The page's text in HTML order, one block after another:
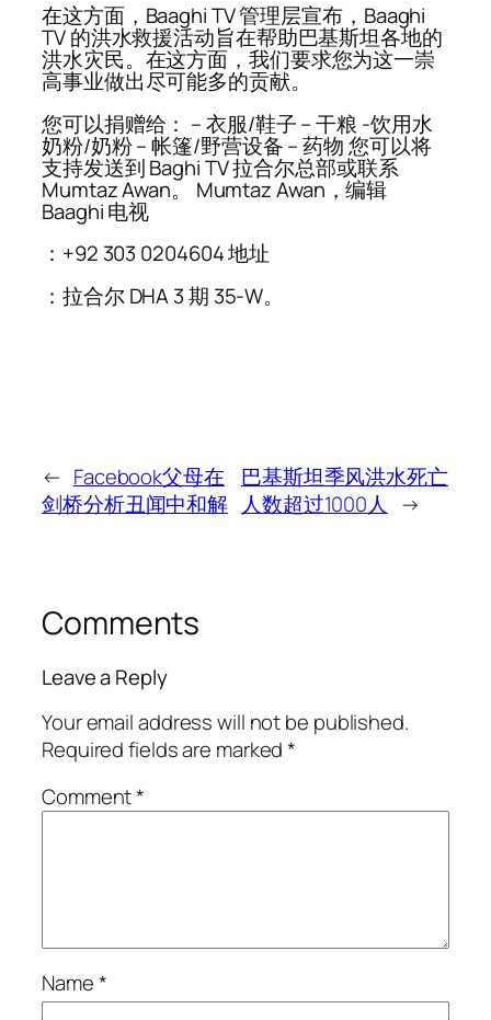
在这方面，Baaghi TV 管理层宣布，Baaghi
TV 的洪水救援活动旨在帮助巴基斯坦各地的
洪水灾民。在这方面，我们要求您为这一崇
高事业做出尽可能多的贡献。
您可以捐赠给： – 衣服/鞋子 – 干粮 -饮用水
奶粉/奶粉 – 帐篷/野营设备 – 药物 您可以将
支持发送到 Baghi TV 拉合尔总部或联系
Mumtaz Awan。 Mumtaz Awan，编辑
Baaghi 电视
：+92 303 0204604 地址
：拉合尔 DHA 3 期 35-W。
← Facebook父母在
剑桥分析丑闻中和解
巴基斯坦季风洪水死亡
人数超过1000人
→
Comments
Leave a Reply
Your email address will not be published.
Required fields are marked*
Comment*
Name*